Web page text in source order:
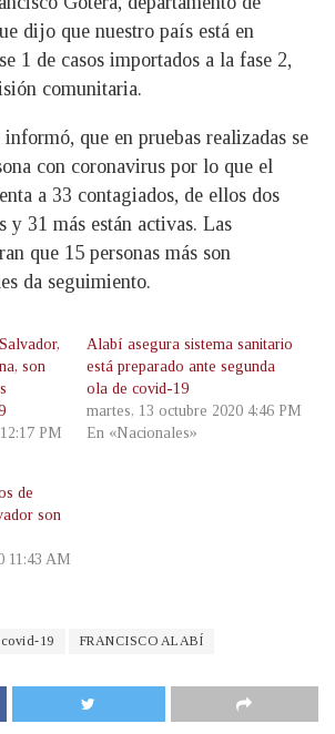
dijo que nuestro país está en
1 de casos importados a la fase 2,
comunitaria.
que en pruebas realizadas se
con coronavirus por lo que el
a 33 contagiados, de ellos dos
y 31 más están activas. Las
que 15 personas más son
da seguimiento.
son
PM
Alabí asegura sistema sanitario
está preparado ante segunda
ola de covid-19
martes, 13 octubre 2020 4:46 PM
En «Nacionales»
de
son
11:43 AM
covid-19 FRANCISCO ALABÍ